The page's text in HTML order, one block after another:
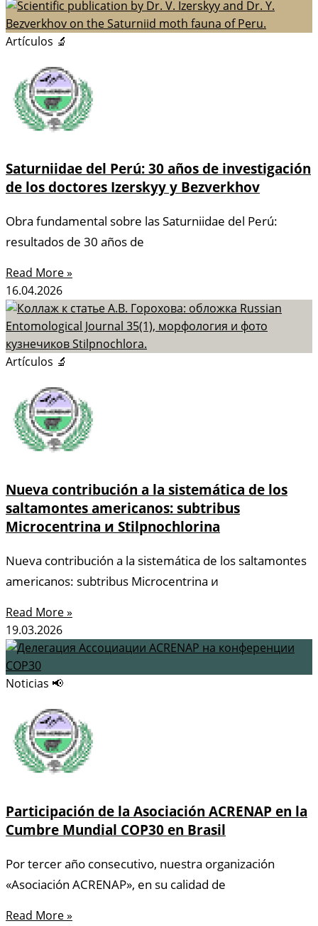
Artículos 🔬
Saturniidae del Perú: 30 años de investigación
de los doctores Izerskyy y Bezverkhov
Obra fundamental sobre las Saturniidae del Perú:
resultados de 30 años de
Read More »
16.04.2026
Artículos 🔬
Nueva contribución a la sistemática de los
saltamontes americanos: subtribus
Microcentrina и Stilpnochlorina
Nueva contribución a la sistemática de los saltamontes
americanos: subtribus Microcentrina и
Read More »
19.03.2026
Noticias 📢
Participación de la Asociación ACRENAP en la
Cumbre Mundial COP30 en Brasil
Por tercer año consecutivo, nuestra organización
«Asociación ACRENAP», en su calidad de
Read More »